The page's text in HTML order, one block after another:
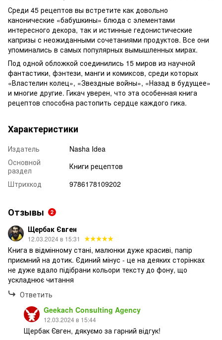
Среди 45 рецептов вы встретите как довольно
канонические «бабушкины» блюда с элементами
интересного декора, так и истинные гедонистические
капризы с неожиданными сочетаниями продуктов. Все они
упоминались в самых популярных вымышленных мирах.
Под одной обложкой соединились 15 миров из научной
фантастики, фэнтези, манги и комиксов, среди которых
«Властелин колец», «Звездные войны», «Назад в будущее»
и многие другие. Гикач уверен, что эта особенная книга
рецептов способна растопить сердце каждого гика.
Характеристики
Издатель
Nasha Idea
Основной
раздел
Книги рецептов
Штрихкод
9786178109202
Отзывы 2
Щербак Євген
12.03.2024 в 15:31
Книга в відмінному стані, малюнки дуже красиві, папір
приємний на дотик. Єдиний мінус - це на деяких сторінках
не дуже вдало підібрани кольори тексту до фону, що
ускладнює читання
Ответить
Geekach Consulting Agency
12.03.2024 в 15:44
Щербак Євген, дякуємо за гарний відгук!